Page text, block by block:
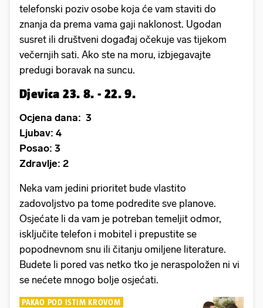
telefonski poziv osobe koja će vam staviti do
znanja da prema vama gaji naklonost. Ugodan
susret ili društveni događaj očekuje vas tijekom
večernjih sati. Ako ste na moru, izbjegavajte
predugi boravak na suncu.
Djevica 23. 8. - 22. 9.
Ocjena dana: 3
Ljubav: 4
Posao: 3
Zdravlje: 2
Neka vam jedini prioritet bude vlastito
zadovoljstvo pa tome podredite sve planove.
Osjećate li da vam je potreban temeljit odmor,
isključite telefon i mobitel i prepustite se
popodnevnom snu ili čitanju omiljene literature.
Budete li pored vas netko tko je neraspoložen ni vi
se nećete mnogo bolje osjećati.
PAKAO POD ISTIM KROVOM